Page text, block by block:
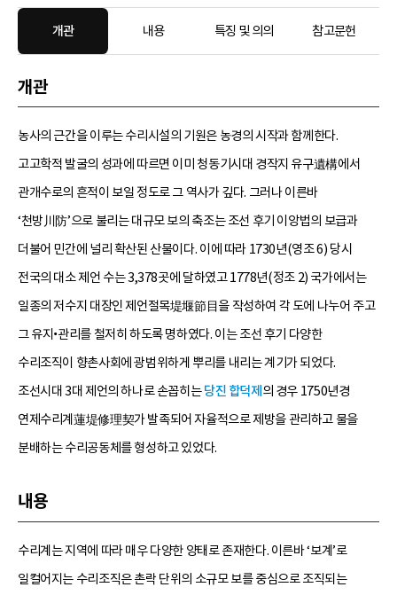
개관 내용 특징 및 의의 참고문헌
개관
농사의 근간을 이루는 수리시설의 기원은 농경의 시작과 함께한다.
고고학적 발굴의 성과에 따르면 이미 청동기시대 경작지 유구遺構에서
관개수로의 흔적이 보일 정도로 그 역사가 깊다. 그러나 이른바
‘천방川防’으로 불리는 대규모 보의 축조는 조선 후기 이앙법의 보급과
더불어 민간에 널리 확산된 산물이다. 이에 따라 1730년(영조 6) 당시
전국의 대소 제언 수는 3,378곳에 달하였고 1778년(정조 2) 국가에서는
일종의 저수지 대장인 제언절목堤堰節目을 작성하여 각 도에 나누어 주고
그 유지•관리를 철저히 하도록 명하였다. 이는 조선 후기 다양한
수리조직이 향촌사회에 광범위하게 뿌리를 내리는 계기가 되었다.
조선시대 3대 제언의 하나로 손꼽히는당진 합덕제 의 경우 1750년경
연제수리계蓮堤修理契가 발족되어 자율적으로 제방을 관리하고 물을
분배하는 수리공동체를 형성하고 있었다.
내용
수리계는 지역에 따라 매우 다양한 양태로 존재한다. 이른바 ‘보계’로
일컬어지는 수리조직은 촌락 단위의 소규모 보를 중심으로 조직되는